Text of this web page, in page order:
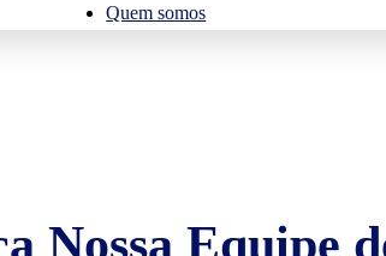
Quem somos
Nossa Equipe